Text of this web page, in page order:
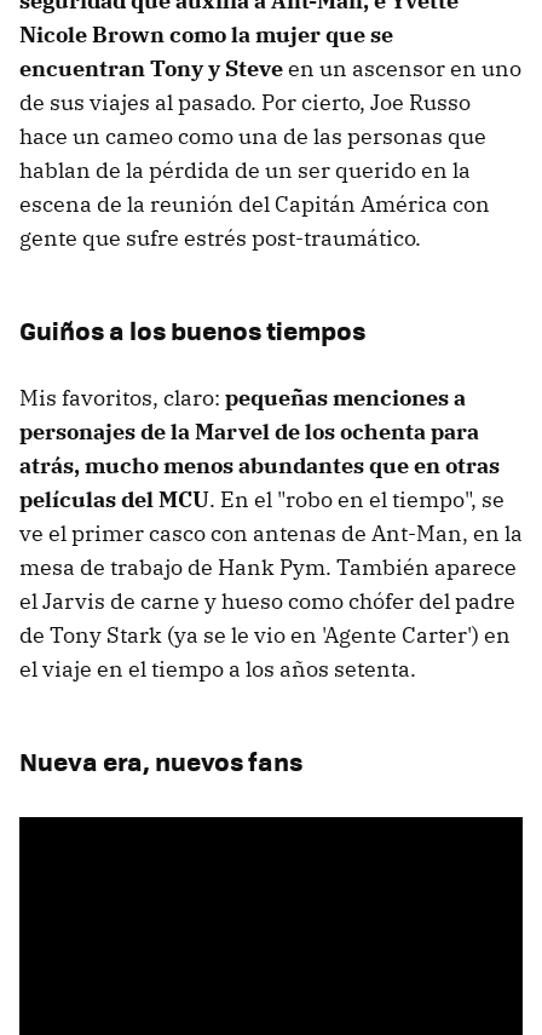
Nicole Brown como la mujer que se
encuentran Tony y Steveen un ascensor en uno
de sus viajes al pasado. Por cierto, Joe Russo
hace un cameo como una de las personas que
hablan de la pérdida de un ser querido en la
escena de la reunión del Capitán América con
gente que sufre estrés post-traumático.
Guiños a los buenos tiempos
Mis favoritos, claro: pequeñas menciones a
personajes de la Marvel de los ochenta para
atrás, mucho menos abundantes que en otras
películas del MCU. En el "robo en el tiempo", se
ve el primer casco con antenas de Ant-Man, en la
mesa de trabajo de Hank Pym. También aparece
el Jarvis de carne y hueso como chófer del padre
de Tony Stark (ya se le vio en 'Agente Carter') en
el viaje en el tiempo a los años setenta.
Nueva era, nuevos fans